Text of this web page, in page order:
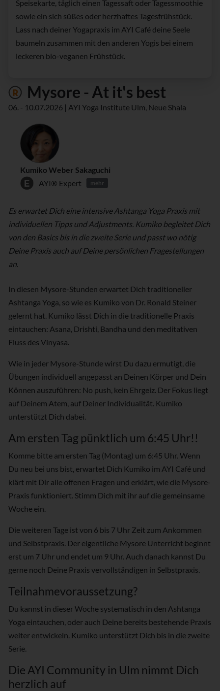
Speisekarte, täglich einen Tagessaft oder Tagessmoothie
sowie ein sich süßes oder herzhaftes Tagesfrühstück.
Lass nach deiner Yogapraxis im AYI Café deine Seele
baumeln zusammen mit den anderen Yogis bei einem
leckeren bio-veganen Frühstück.
Mysore - At it's best
06. - 10.07.2026 | AYI Yoga Institute Ulm, Neue Shala
Kumiko Weber Sakaguchi
AYI® Expert
mehr
Es erwartet Dich eine intensive Ashtanga Yoga Praxis mit
individuellen Tipps und Adjustments. Kumiko begleitet Dich
von den Basics bis in die zweite Serie und passt wo nötig
Deine Praxis auch auf Deine persönlichen Fragestellungen
an.
In diesen Mysore-Stunden erwartet Dich traditioneller
Ashtanga Yoga, so wie es Kumiko von Dr. Ronald Steiner
gelernt hat. Kumiko lässt Dich in die traditionelle Praxis
eintauchen: Asana, Drishti, Bandha und den meditativen
Fluss des Vinyasa.
Wie in jeder Mysore-Stunde wirst Du dazu ermutigt, die
Übungen individuell angepasst an Deinen Körper und Dein
Können auszuführen: No push, kein Ehrgeiz. Der Fokus liegt
auf Deinem Atem, auf Deiner Individualität. Kumiko
unterstützt Dich dabei.
Am ersten Tag pünktlich um 6:45 Uhr!!
Komme bitte am ersten Tag (Montag) um 6:45 Uhr. Wenn
Du neu bei uns bist, erwartet Dich Kumiko im AYI Café und
klärt mit Dir alle offenen Fragen und erklärt, wie die Mysore-
Praxis funktioniert. Stimm Dich mit ihr auf die gemeinsame
Woche ein.
Die weiteren Tage ist von 6 bis 7 Uhr Zeit zum Ankommen
und Selbstpraxis. Der eigentliche Mysore Unterricht beginnt
erst um 7 Uhr und endet um 9 Uhr. Auch danach kannst Du
gerne noch Deine Praxis vervollständigen in Selbstpraxis.
Teilnahmevoraussetzung?
Du kannst in dieser Woche systematisch in den Ashtanga
Yoga eintauchen, oder auch Deine bereits bestehende Praxis
weiter entwickeln. Kumiko unterstützt Dich bis in die zweite
Serie.
Die AYI Community in Ulm nimmt Dich
herzlich auf